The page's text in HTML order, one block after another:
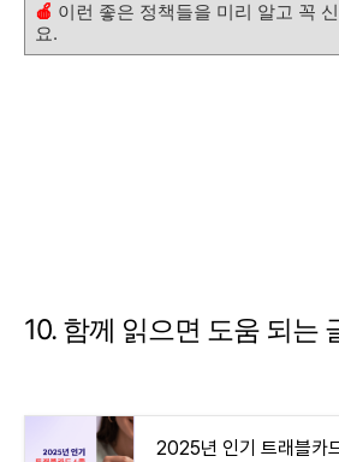
🍎 이런 좋은 정책들을 미리 알고 꼭
요.
10. 함께 읽으면 도움 되는
2025년 인기 트래블카